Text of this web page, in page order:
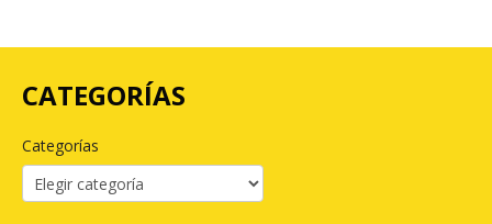
CATEGORÍAS
Categorías